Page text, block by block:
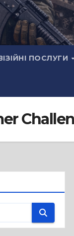
ПОСЛУГИ